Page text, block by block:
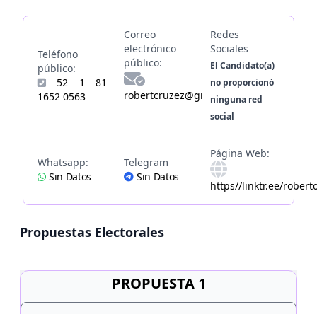
Teléfono
público:
52 1 81
1652 0563
Correo
electrónico
público:
robertcruzez@gmail.com
Redes
Sociales
El Candidato(a)
no proporcionó
ninguna red
social
Whatsapp:
Sin Datos
Telegram
Sin Datos
Página Web:
https//linktr.ee/
Propuestas Electorales
PROPUESTA 1